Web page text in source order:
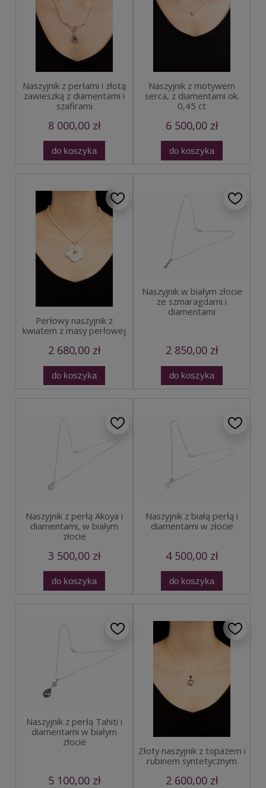
Naszyjnik z perłami i złotą
zawieszką z diamentami i
szafirami
8 000,00 zł
do koszyka
Naszyjnik z motywem
serca, z diamentami ok.
0,45 ct
6 500,00 zł
do koszyka
Perłowy naszyjnik z
kwiatem z masy perłowej
2 680,00 zł
do koszyka
Naszyjnik w białym złocie
ze szmaragdami i
diamentami
2 850,00 zł
do koszyka
Naszyjnik z perłą Akoya i
diamentami, w białym
złocie
3 500,00 zł
do koszyka
Naszyjnik z białą perłą i
diamentami w złocie
4 500,00 zł
do koszyka
Naszyjnik z perłą Tahiti i
diamentami w białym
złocie
5 100,00 zł
Złoty naszyjnik z topazem i
rubinem syntetycznym
2 600,00 zł